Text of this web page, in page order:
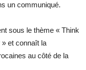
un communiqué.
sous le thème « Think
et connaît la
au côté de la